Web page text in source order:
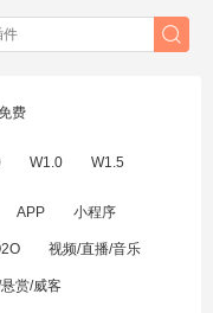
费
W1.0 W1.5
APP 小程序
视频/直播/音乐
赏/威客